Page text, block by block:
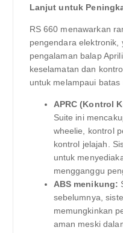
Lanjut untuk
RS 660 menawarkan
pengendara elektronik,
pengalaman balap
keselamatan dan
untuk melampaui
APRC (Kontrol
Suite ini
wheelie, kontrol
kontrol jelajah.
untuk
mengganggu
ABS menikung:
sebelumnya,
memungkinkan
aman meski